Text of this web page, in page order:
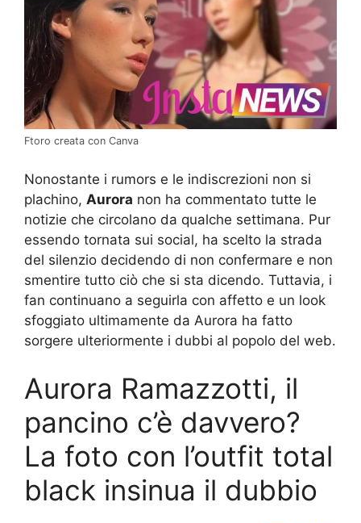
Ftoro creata con Canva
Nonostante i rumors e le indiscrezioni non si
plachino, Aurora non ha commentato tutte le
notizie che circolano da qualche settimana. Pur
essendo tornata sui social, ha scelto la strada
del silenzio decidendo di non confermare e non
smentire tutto ciò che si sta dicendo. Tuttavia, i
fan continuano a seguirla con affetto e un look
sfoggiato ultimamente da Aurora ha fatto
sorgere ulteriormente i dubbi al popolo del web.
Aurora Ramazzotti, il
pancino c’è davvero?
La foto con l’outfit total
black insinua il dubbio